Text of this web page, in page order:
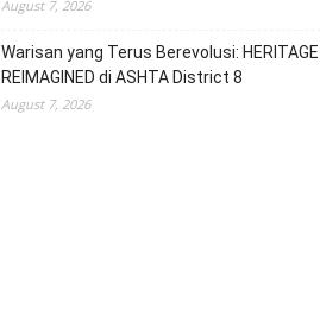
August 7, 2026
Warisan yang Terus Berevolusi: HERITAGE
REIMAGINED di ASHTA District 8
August 7, 2026